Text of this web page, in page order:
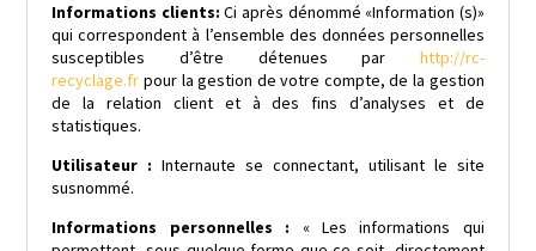
Informations clients: Ci après dénommé «Information (s)»
qui correspondent à l’ensemble des données personnelles
susceptibles d’être détenues par
http://rc-
recyclage.fr pour la gestion de votre compte, de la gestion
de la relation client et à des fins d’analyses et de
statistiques.
Utilisateur : Internaute se connectant, utilisant le site
susnommé.
Informations personnelles :
« Les informations qui